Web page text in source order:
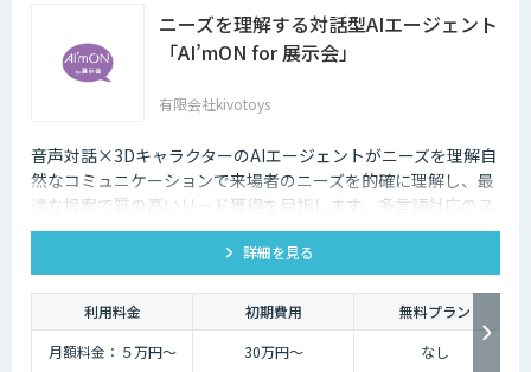
ニーズを理解する対話型AIエージェント
「AI’mON for 展示会」
有限会社kivotoys
音声対話×3DキャラクターのAIエージェントがニーズを理解自
然なコミュニケーションで来場者のニーズを的確に理解し、最
適な提案で質の高いリード獲得を目指します。多言語対応のス
タッフとして、人件費削減も実現。対話記録の取得・分析で展
示会後の追客も確実な成果へ。詳細を見る
利用料金 初期費用
無料プラン
月額料金：５万円〜
30万円〜 なし